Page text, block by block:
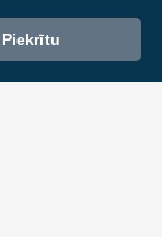
Piekrītu